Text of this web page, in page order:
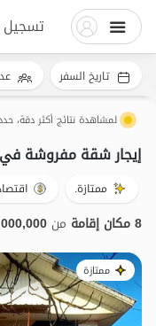
تسجيل
لمشاهدة نتائج أكثر دقة،
إيجار شقة مفروشة
ممتازة.
8 مكان إقامة من
ممتازة
تاريخ السفر